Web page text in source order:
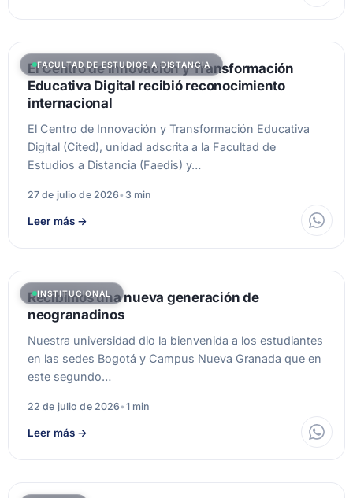
FACULTAD DE ESTUDIOS A DISTANCIA
El Centro de Innovación y Transformación
Educativa Digital recibió reconocimiento
internacional
El Centro de Innovación y Transformación Educativa
Digital (Cited), unidad adscrita a la Facultad de
Estudios a Distancia (Faedis) y…
27 de julio de 2026• 3 min
Leer más →
INSTITUCIONAL
Recibimos una nueva generación de
neogranadinos
Nuestra universidad dio la bienvenida a los estudiantes
en las sedes Bogotá y Campus Nueva Granada que en
este segundo…
22 de julio de 2026• 1 min
Leer más →